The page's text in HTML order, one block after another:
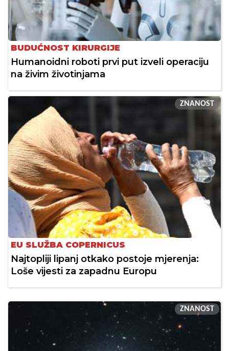
BUDUĆNOST KIRURGIJE
Humanoidni roboti prvi put izveli operaciju
na živim životinjama
ZNANOST
EU SLUŽBA COPERNICUS
Najtopliji lipanj otkako postoje mjerenja:
Loše vijesti za zapadnu Europu
ZNANOST